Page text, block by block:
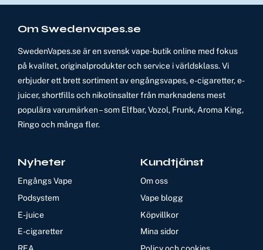
Om Swedenvapes.se
SwedenVapes.se är en svensk vape-butik online med fokus
på kvalitet, originalprodukter och service i världsklass. Vi
erbjuder ett brett sortiment av engångsvapes, e-cigaretter, e-
juicer, shortfills och nikotinsalter från marknadens mest
populära varumärken – som Elfbar, Vozol, Frunk, Aroma King,
Ringo och många fler.
Nyheter
Engångs Vape
Podsystem
E-juice
E-cigaretter
Kundtjänst
Om oss
Vape blogg
Köpvillkor
Mina sidor